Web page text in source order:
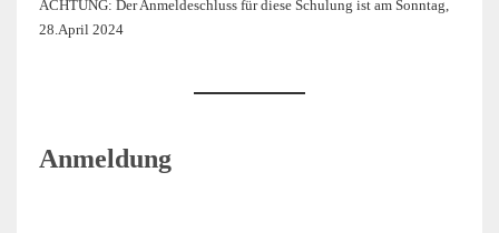
ACHTUNG: Der Anmeldeschluss für diese Schulung ist am Sonntag,
28.April 2024
Anmeldung